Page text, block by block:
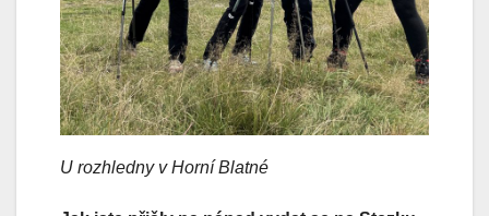
U rozhledny v Horní Blatné